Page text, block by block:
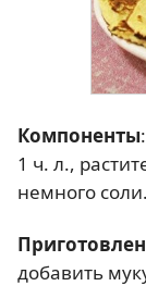
Компоненты
1 ч. л.,
немного соли.
добавить